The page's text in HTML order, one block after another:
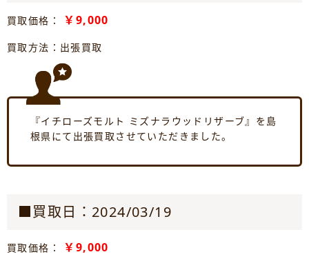
買取価格： ￥9,000
買取方法：出張買取
『イチローズモルト ミズナラウッドリザーブ』を島
根県にて出張買取させていただきました。
■買取日：2024/03/19
買取価格： ￥9,000